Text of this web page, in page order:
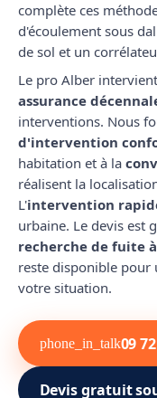
complète ces
d'écoulement sous
de sol et un
Le pro Alber
assurance
interventions. Nous
d'intervention
habitation et à la
réalisent la
L'intervention
urbaine. Le devis est
recherche de fuite
reste disponible pour
votre situation.
phone_in_talk09
Devis gratuit